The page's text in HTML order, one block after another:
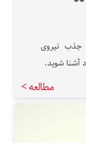
جذب نیروی
آشنا شوید.
مطالعه >